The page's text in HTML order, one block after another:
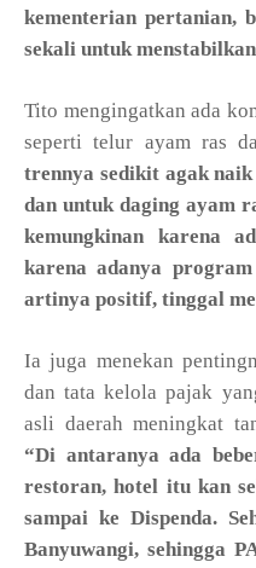
kementerian pertanian,
sekali untuk
Tito mengingatkan ada
seperti telur ayam ras
trennya sedikit agak
dan untuk daging ayam
kemungkinan karena
karena adanya
artinya positif, tinggal
Ia juga menekan
dan tata kelola pajak
asli daerah meningkat
“Di antaranya ada
restoran, hotel itu kan
sampai ke Dispenda.
Banyuwangi, sehingga